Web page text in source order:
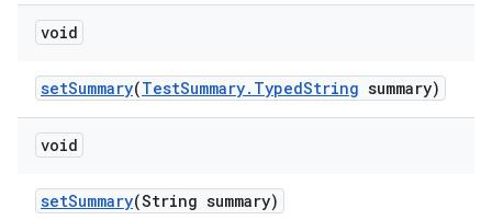
void
setSummary(TestSummary. TypedString summary)
void
setSummary(String summary)